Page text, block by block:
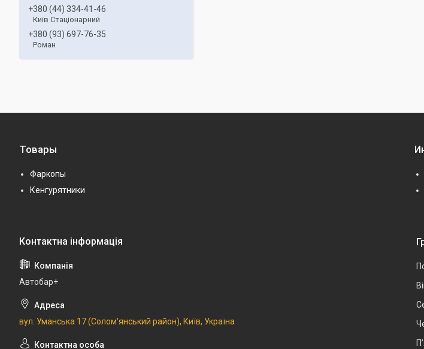
+380 (44) 334-41-46
Київ Стаціонарний
+380 (93) 697-76-35
Роман
Товары
Фаркопы
Кенгурятники
Автобар+
вул. Уманська 17 (Солом'янський район), Київ, Україна